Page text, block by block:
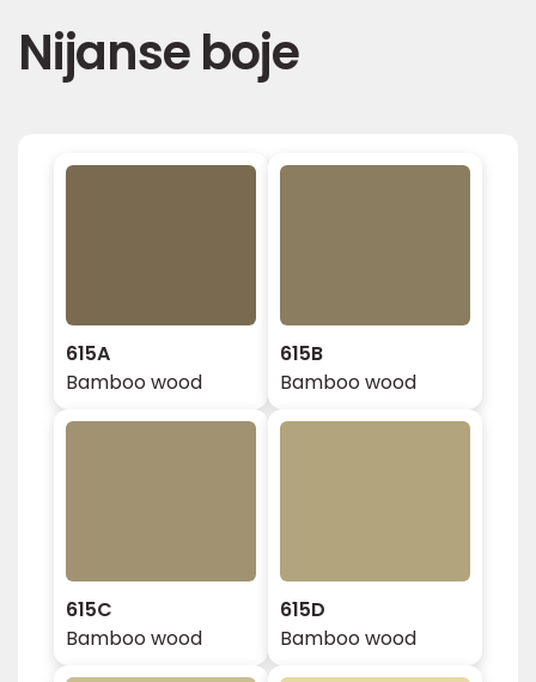
Nijanse boje
615A
Bamboo wood
615B
Bamboo wood
615C
Bamboo wood
615D
Bamboo wood